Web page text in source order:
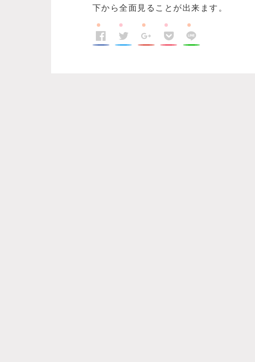
下から全面見ることが出来ます。